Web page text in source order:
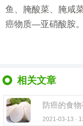
鱼、腌酸菜、腌咸
癌物质—亚硝酸胺
相关文章
防癌的食
2021-03-13 ·